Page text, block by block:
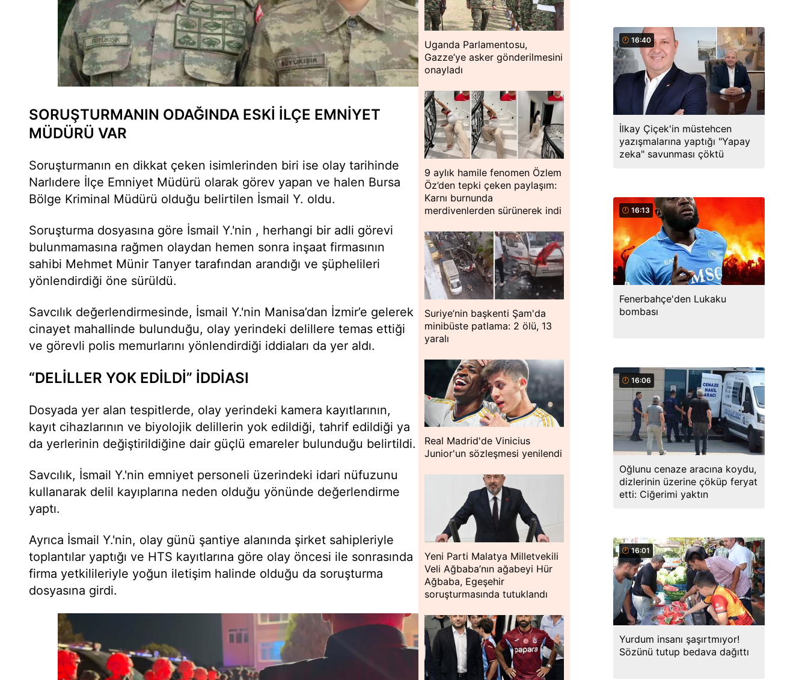
SORUŞTURMANIN ODAĞINDA ESKİ İLÇE EMNİYET
MÜDÜRÜ VAR
Soruşturmanın en dikkat çeken isimlerinden biri ise olay tarihinde
Narlıdere İlçe Emniyet Müdürü olarak görev yapan ve halen Bursa
Bölge Kriminal Müdürü olduğu belirtilen İsmail Y. oldu.
Soruşturma dosyasına göre İsmail Y.'nin , herhangi bir adli görevi
bulunmamasına rağmen olaydan hemen sonra inşaat firmasının
sahibi Mehmet Münir Tanyer tarafından arandığı ve şüphelileri
yönlendirdiği öne sürüldü.
Savcılık değerlendirmesinde, İsmail Y.'nin Manisa’dan İzmir’e gelerek
cinayet mahallinde bulunduğu, olay yerindeki delillere temas ettiği
ve görevli polis memurlarını yönlendirdiği iddiaları da yer aldı.
“DELİLLER YOK EDİLDİ” İDDİASI
Dosyada yer alan tespitlerde, olay yerindeki kamera kayıtlarının,
kayıt cihazlarının ve biyolojik delillerin yok edildiği, tahrif edildiği ya
da yerlerinin değiştirildiğine dair güçlü emareler bulunduğu belirtildi.
Savcılık, İsmail Y.'nin emniyet personeli üzerindeki idari nüfuzunu
kullanarak delil kayıplarına neden olduğu yönünde değerlendirme
yaptı.
Ayrıca İsmail Y.'nin, olay günü şantiye alanında şirket sahipleriyle
toplantılar yaptığı ve HTS kayıtlarına göre olay öncesi ile sonrasında
firma yetkilileriyle yoğun iletişim halinde olduğu da soruşturma
dosyasına girdi.
Uganda Parlamentosu,
Gazze’ye asker gönderilmesini
onayladı
9 aylık hamile fenomen Özlem
Öz’den tepki çeken paylaşım:
Karnı burnunda
merdivenlerden sürünerek indi
Suriye’nin başkenti Şam'da
minibüste patlama: 2 ölü, 13
yaralı
Real Madrid'de Vinicius
Junior'un sözleşmesi yenilendi
Yeni Parti Malatya Milletvekili
Veli Ağbaba’nın ağabeyi Hür
Ağbaba, Egeşehir
soruşturmasında tutuklandı
16:40
İlkay Çiçek'in müstehcen
yazışmalarına yaptığı "Yapay
zeka" savunması çöktü
16:13
Fenerbahçe'den Lukaku
bombası
16:06
Oğlunu cenaze aracına koydu,
dizlerinin üzerine çöküp feryat
etti: Ciğerimi yaktın
16:01
Yurdum insanı şaşırtmıyor!
Sözünü tutup bedava dağıttı